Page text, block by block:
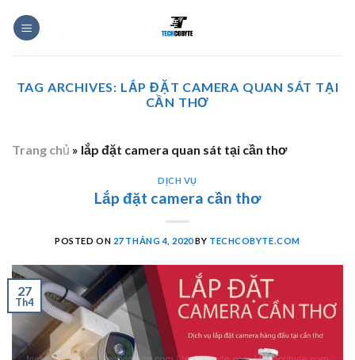
TAG ARCHIVES: LẮP ĐẶT CAMERA QUAN SÁT TẠI
CẦN THƠ
Trang chủ » lắp đặt camera quan sát tại cần thơ
DỊCH VỤ
Lắp đặt camera cần thơ
POSTED ON 27 THÁNG 4, 2020BY TECHCOBYTE.COM
27
Th4